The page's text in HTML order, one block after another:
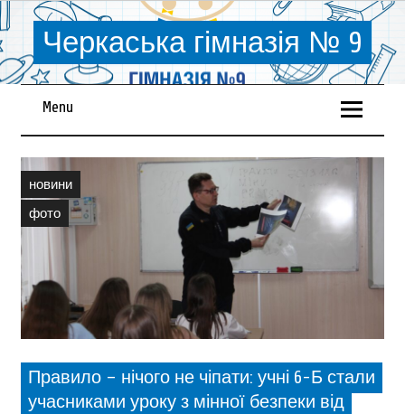
Черкаська гімназія № 9
Menu
новини
фото
Правило – нічого не чіпати: учні 6-Б стали
учасниками уроку з мінної безпеки від